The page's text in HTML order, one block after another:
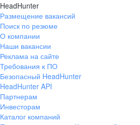
HeadHunter
Размещение вакансий
Поиск по резюме
О компании
Наши вакансии
Реклама на сайте
Требования к ПО
Безопасный HeadHunter
HeadHunter API
Партнерам
Инвесторам
Каталог компаний